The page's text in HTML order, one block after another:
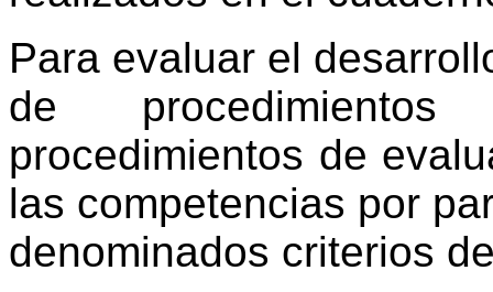
Para evaluar el
de
procedimientos de
las competencias por
denominados criterios